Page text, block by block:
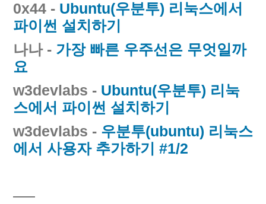
0x44 - Ubuntu(우분투) 리눅스에서
파이썬 설치하기
나나- 가장 빠른 우주선은 무엇일까
요
w3devlabs - Ubuntu(우분투) 리눅
스에서 파이썬 설치하기
w3devlabs - 우분투(ubuntu) 리눅스
에서 사용자 추가하기 #1/2